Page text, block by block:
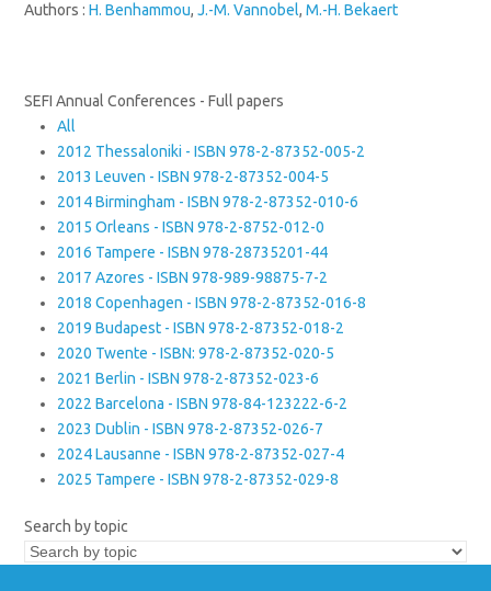
Authors :H. Benhammou,J.-M. Vannobel,M.-H. Bekaert
SEFI Annual Conferences - Full papers
All
2012 Thessaloniki - ISBN 978-2-87352-005-2
2013 Leuven - ISBN 978-2-87352-004-5
2014 Birmingham - ISBN 978-2-87352-010-6
2015 Orleans - ISBN 978-2-8752-012-0
2016 Tampere - ISBN 978-28735201-44
2017 Azores - ISBN 978-989-98875-7-2
2018 Copenhagen - ISBN 978-2-87352-016-8
2019 Budapest - ISBN 978-2-87352-018-2
2020 Twente - ISBN: 978-2-87352-020-5
2021 Berlin - ISBN 978-2-87352-023-6
2022 Barcelona - ISBN 978-84-123222-6-2
2023 Dublin - ISBN 978-2-87352-026-7
2024 Lausanne - ISBN 978-2-87352-027-4
2025 Tampere - ISBN 978-2-87352-029-8
Search by topic